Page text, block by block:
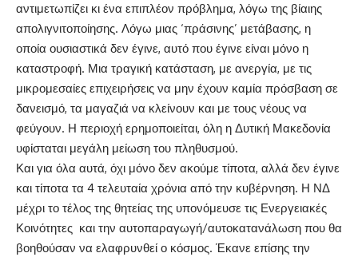
αντιμετωπίζει κι ένα επιπλέον πρόβλημα, λόγω της βίαιης
απολιγνιτοποίησης. Λόγω μιας ‘πράσινης’ μετάβασης, η
οποία ουσιαστικά δεν έγινε, αυτό που έγινε είναι μόνο η
καταστροφή. Μια τραγική κατάσταση, με ανεργία, με τις
μικρομεσαίες επιχειρήσεις να μην έχουν καμία πρόσβαση σε
δανεισμό, τα μαγαζιά να κλείνουν και με τους νέους να
φεύγουν. Η περιοχή ερημοποιείται, όλη η Δυτική Μακεδονία
υφίσταται μεγάλη μείωση του πληθυσμού.
Και για όλα αυτά, όχι μόνο δεν ακούμε τίποτα, αλλά δεν έγινε
και τίποτα τα 4 τελευταία χρόνια από την κυβέρνηση. Η ΝΔ
μέχρι το τέλος της θητείας της υπονόμευσε τις Ενεργειακές
Κοινότητες και την αυτοπαραγωγή/αυτοκατανάλωση που θα
βοηθούσαν να ελαφρυνθεί ο κόσμος. Έκανε επίσης την